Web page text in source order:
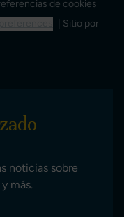
de cookies
| Sitio por
noticias sobre
más.